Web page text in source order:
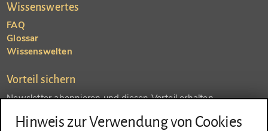
Wissenswertes
FAQ
Glossar
Wissenswelten
Vorteil sichern
Newsletter abonnieren und diesen Vorteil erhalten
SENDEN
Hinweis zur Verwendung von Cookies